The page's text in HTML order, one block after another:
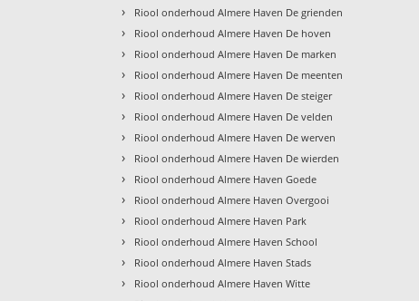
› Riool onderhoud Almere Haven De grienden
› Riool onderhoud Almere Haven De hoven
› Riool onderhoud Almere Haven De marken
› Riool onderhoud Almere Haven De meenten
› Riool onderhoud Almere Haven De steiger
› Riool onderhoud Almere Haven De velden
› Riool onderhoud Almere Haven De werven
› Riool onderhoud Almere Haven De wierden
› Riool onderhoud Almere Haven Goede
› Riool onderhoud Almere Haven Overgooi
› Riool onderhoud Almere Haven Park
› Riool onderhoud Almere Haven School
› Riool onderhoud Almere Haven Stads
› Riool onderhoud Almere Haven Witte